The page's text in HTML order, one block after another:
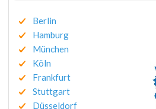
Berlin
Hamburg
München
Köln
Frankfurt
Stuttgart
Düsseldorf